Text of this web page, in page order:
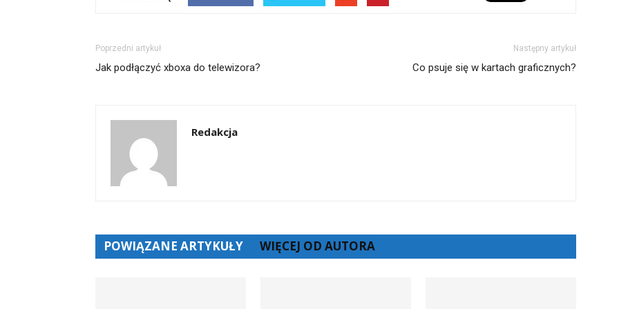
Poprzedni artykuł
Jak podłączyć xboxa do telewizora?
Następny artykuł
Co psuje się w kartach graficznych?
Redakcja
POWIĄZANE ARTYKUŁY WIĘCEJ OD AUTORA